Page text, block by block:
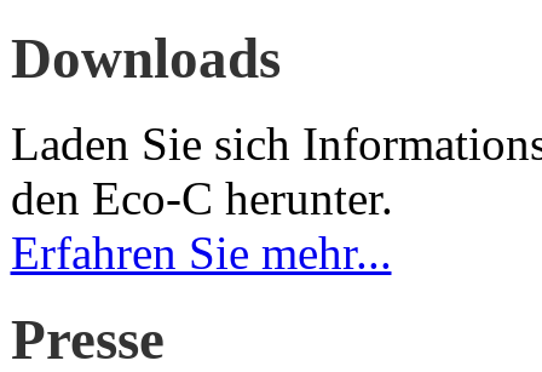
Downloads
Laden Sie sich
den Eco-C herunter.
Erfahren Sie mehr...
Presse